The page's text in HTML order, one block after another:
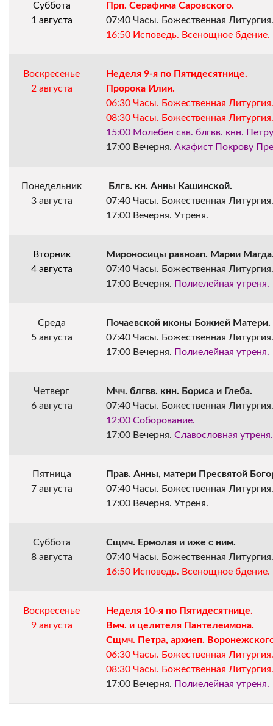
Суббота
1 августа
Прп. Серафима Саровского.
07:40 Часы. Божественная Литургия.
16:50 Исповедь. Всенощное бдение.
Воскресенье
2 августа
Неделя 9-я по Пятидесятнице.
Пророка Илии.
06:30 Часы. Божественная Литургия.
08:30 Часы. Божественная Литургия.
15:00 Молебен свв. блгвв. кнн.
17:00 Вечерня. Акафист Покрову
Понедельник
3 августа
Блгв. кн. Анны Кашинской.
07:40 Часы. Божественная Литургия.
17:00 Вечерня. Утреня.
Вторник
4 августа
Мироносицы равноап. Марии
07:40 Часы. Божественная Литургия.
17:00 Вечерня. Полиелейная утреня.
Среда
5 августа
Почаевской иконы Божией Матери.
07:40 Часы. Божественная Литургия.
17:00 Вечерня. Полиелейная утреня.
Четверг
6 августа
Мчч. блгвв. кнн. Бориса и Глеба.
07:40 Часы. Божественная Литургия.
12:00 Соборование.
17:00 Вечерня. Славословная утреня.
Пятница
7 августа
Прав. Анны, матери Пресвятой
07:40 Часы. Божественная Литургия.
17:00 Вечерня. Утреня.
Суббота
8 августа
Сщмч. Ермолая и иже с ним.
07:40 Часы. Божественная Литургия.
16:50 Исповедь. Всенощное бдение.
Воскресенье
9 августа
Неделя 10-я по Пятидесятнице.
Вмч. и целителя Пантелеимона.
Сщмч. Петра, архиеп.
06:30 Часы. Божественная Литургия.
08:30 Часы. Божественная Литургия.
17:00 Вечерня. Полиелейная утреня.